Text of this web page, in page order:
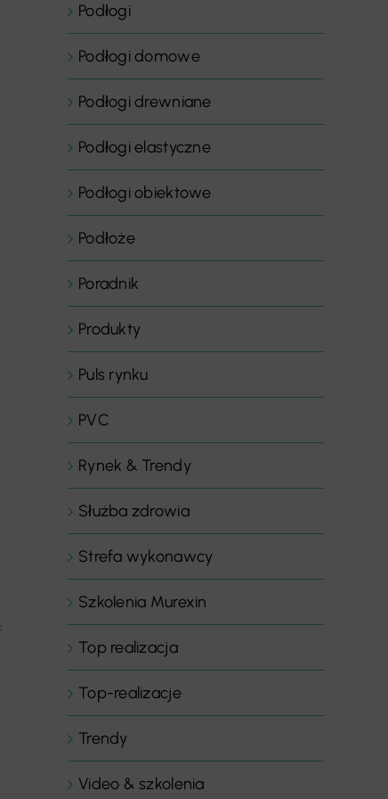
Podłogi
Podłogi domowe
Podłogi drewniane
Podłogi elastyczne
Podłogi obiektowe
Podłoże
Poradnik
Produkty
Puls rynku
PVC
Rynek & Trendy
Służba zdrowia
Strefa wykonawcy
Szkolenia Murexin
Top realizacja
Top-realizacje
Trendy
Video & szkolenia